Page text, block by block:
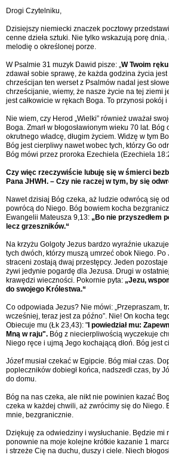
Drogi Czytelniku,
Dzisiejszy niemiecki znaczek pocztowy
cenne dzieła sztuki. Nie tylko wskazują porę
melodię o określonej porze.
W Psalmie 31 muzyk Dawid pisze: „ W Twoim
zdawał sobie sprawę, że każda godzina życia
chrześcijan ten werset z Psalmów nadal jest
chrześcijanie, wiemy, że nasze życie na tej ziemi
jest całkowicie w rękach Boga. To przynosi pokój
Nie wiem, czy Herod „Wielki” również uważał
Boga. Zmarł w błogosławionym wieku 70 lat. Bóg
okrutnego władcę, długim życiem. Widzę w tym
Bóg jest cierpliwy nawet wobec tych, którzy Go
Bóg mówi przez proroka Ezechiela (Ezechiela
Czy więc rzeczywiście lubuję się w śmierci
Pana JHWH. – Czy nie raczej w tym, by się
Nawet dzisiaj Bóg czeka, aż ludzie odwrócą się
powrócą do Niego. Bóg bowiem kocha
Ewangelii Mateusza 9,13: „Bo nie przyszedłem
lecz grzeszników.“
Na krzyżu Golgoty Jezus bardzo wyraźnie
tych dwóch, którzy muszą umrzeć obok Niego.
straceni zostają dwaj przestępcy. Jeden
żywi jedynie pogardę dla Jezusa. Drugi w
krawędzi wieczności. Pokornie pyta: „Jezu,
do swojego Królestwa.“
Co odpowiada Jezus? Nie mówi: „Przepraszam,
wcześniej, teraz jest za późno”. Nie! On kocha
Obiecuje mu (Łk 23,43): " I powiedział mu:
Mną w raju". Bóg z niecierpliwością wyczekuje
Niego ręce i ujmą Jego kochającą dłoń. Bóg jest
Józef musiał czekać w Egipcie. Bóg miał czas.
popleczników dobiegł końca, nadszedł czas, by
do domu.
Bóg na nas czeka, ale nikt nie powinien kazać
czeka w każdej chwili, aż zwrócimy się do Niego.
mnie, bezgranicznie.
Dziękuję za odwiedziny i wysłuchanie. Będzie mi
ponownie na moje kolejne krótkie kazanie 1
i strzeże Cię na duchu, duszy i ciele. Niech